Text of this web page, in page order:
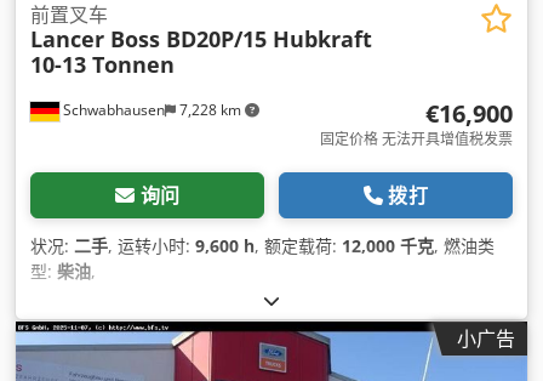
Schwabhausen 7,228 km
前置叉车
Lancer Boss BD20P/15 Hubkraft
10-13 Tonnen
€16,900
固定价格 无法开具增值税发票
询问 拨打
状况: 二手, 运转小时: 9,600 h, 额定载荷: 12,000 千克, 燃油类
型: 柴油,
小广告